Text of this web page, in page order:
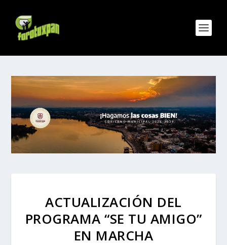
ACTUALIZACIÓN DEL
PROGRAMA “SE TU AMIGO”
EN MARCHA